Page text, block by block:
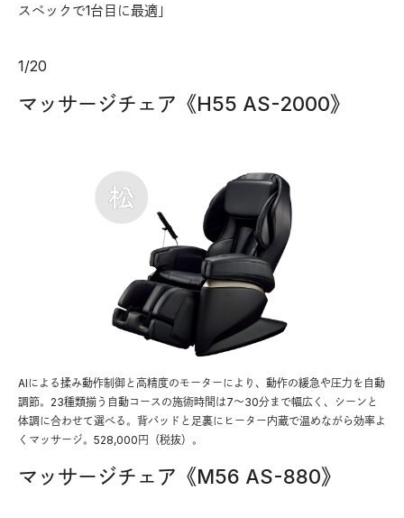
スペックで1台目に最適」
1/20
マッサージチェア《H55 AS-2000》
AIによる揉み動作制御と高精度のモーターにより、動作の緩急や圧力を自動
調節。23種類揃う自動コースの施術時間は7〜30分まで幅広く、シーンと
体調に合わせて選べる。背パッドと足裏にヒーター内蔵で温めながら効率よ
くマッサージ。528,000円（税抜）。
マッサージチェア《M56 AS-880》